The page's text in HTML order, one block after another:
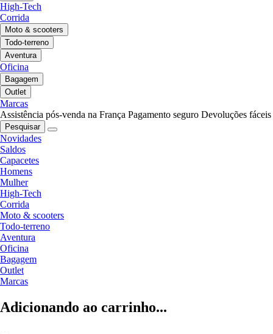
High-Tech
Corrida
Moto & scooters
Todo-terreno
Aventura
Oficina
Bagagem
Outlet
Marcas
Assistência pós-venda na França Pagamento seguro Devoluções fáceis
Pesquisar
Novidades
Saldos
Capacetes
Homens
Mulher
High-Tech
Corrida
Moto & scooters
Todo-terreno
Aventura
Oficina
Bagagem
Outlet
Marcas
Adicionando ao carrinho...